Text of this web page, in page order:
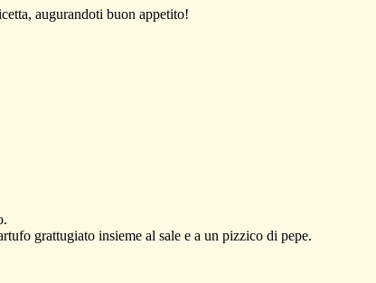
augurandoti buon appetito!
grattugiato insieme al sale e a un pizzico di pepe.